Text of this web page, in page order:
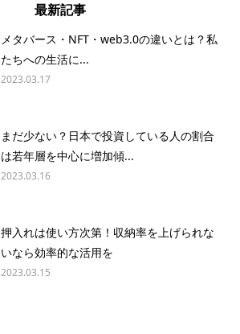
最新記事
メタバース・NFT・web3.0の違いとは？私
たちへの生活に...
2023.03.17
まだ少ない？日本で投資している人の割合
は若年層を中心に増加傾...
2023.03.16
押入れは使い方次第！収納率を上げられな
いなら効率的な活用を
2023.03.15